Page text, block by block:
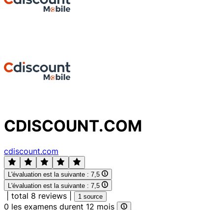
CDISCOUNT.COM
cdiscount.com
L'évaluation est la suivante : 7,5
L'évaluation est la suivante : 7,5
total 8 reviews 1 source
0 les examens durent 12 mois